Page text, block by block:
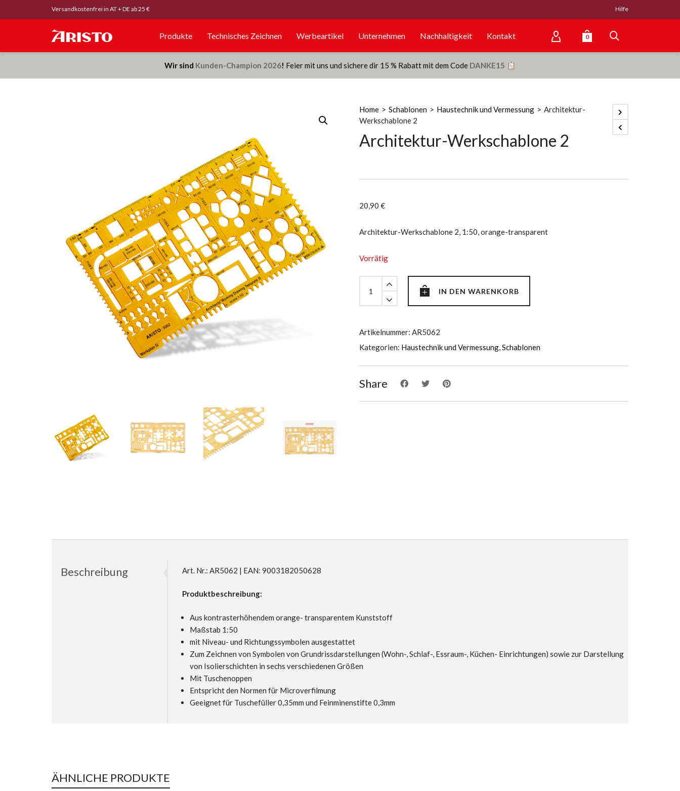
Versandkostenfrei in AT + DE ab 25 € Hilfe
Produkte Technisches Zeichnen Werbeartikel Unternehmen Nachhaltigkeit Kontakt 0
Wir sind Kunden-Champion 2026! Feier mit uns und sichere dir 15 % Rabatt mit dem Code DANKE15
Home > Schablonen > Haustechnik und Vermessung > Architektur-
Werkschablone 2
Architektur-Werkschablone 2
20,90 €
Architektur-Werkschablone 2, 1:50, orange-transparent
Vorrätig
Architektur-
Werkschablone
2
IN DEN WARENKORB
Artikelnummer: AR5062
Kategorien: Haustechnik und Vermessung,Schablonen
Share
Beschreibung Art. Nr.: AR5062 | EAN: 9003182050628
Produktbeschreibung:
Aus kontrasterhöhendem orange- transparentem Kunststoff
Maßstab 1:50
mit Niveau- und Richtungssymbolen ausgestattet
Zum Zeichnen von Symbolen von Grundrissdarstellungen (Wohn-, Schlaf-, Essraum-, Küchen- Einrichtungen) sowie zur Darstellung
von Isolierschichten in sechs verschiedenen Größen
Mit Tuschenoppen
Entspricht den Normen für Microverfilmung
Geeignet für Tuschefüller 0,35mm und Feinminenstifte 0,3mm
ÄHNLICHE PRODUKTE